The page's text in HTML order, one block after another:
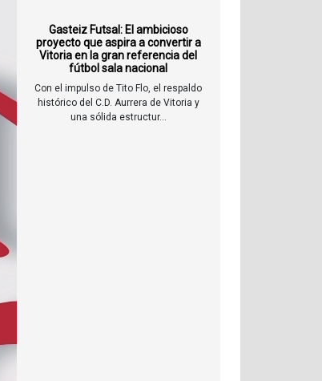
Gasteiz Futsal: El ambicioso
proyecto que aspira a convertir a
Vitoria en la gran referencia del
fútbol sala nacional
Con el impulso de Tito Flo, el respaldo
histórico del C.D. Aurrera de Vitoria y
una sólida estructur...